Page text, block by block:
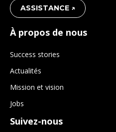
ASSISTANCE ↗
À propos de nous
Success stories
Actualités
Mission et vision
Jobs
Suivez-nous